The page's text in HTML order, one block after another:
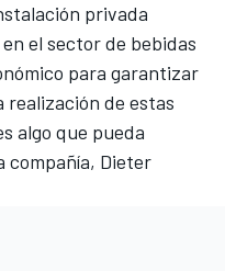
privada
el sector de bebidas
para garantizar
realización de estas
algo que pueda
compañía, Dieter